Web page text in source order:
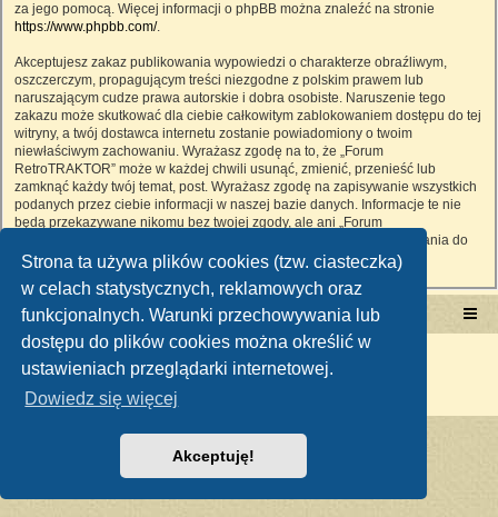
Strona ta używa plików cookies (tzw. ciasteczka)
w celach statystycznych, reklamowych oraz
funkcjonalnych. Warunki przechowywania lub
dostępu do plików cookies można określić w
ustawieniach przeglądarki internetowej.
Dowiedz się więcej
Akceptuję!
za jego pomocą. Więcej informacji o phpBB można znaleźć na stronie
https://www.phpbb.com/.
Akceptujesz zakaz publikowania wypowiedzi o charakterze obraźliwym,
oszczerczym, propagującym treści niezgodne z polskim prawem lub
naruszającym cudze prawa autorskie i dobra osobiste. Naruszenie tego
zakazu może skutkować dla ciebie całkowitym zablokowaniem dostępu do tej
witryny, a twój dostawca internetu zostanie powiadomiony o twoim
niewłaściwym zachowaniu. Wyrażasz zgodę na to, że „Forum
RetroTRAKTOR” może w każdej chwili usunąć, zmienić, przenieść lub
zamknąć każdy twój temat, post. Wyrażasz zgodę na zapisywanie wszystkich
podanych przez ciebie informacji w naszej bazie danych. Informacje te nie
będą przekazywane nikomu bez twojej zgody, ale ani „Forum
RetroTRAKTOR”, ani phpBB nie ponosi odpowiedzialności za włamania do
witryny, podczas których może dojść do kradzieży danych.
Portal RetroTRAKTOR.pl retrotraktor.pl/forum
Technologię dostarcza
Polski pakiet językowy dostarczaphpBB.pl
Zasady ochrony danych osobowych